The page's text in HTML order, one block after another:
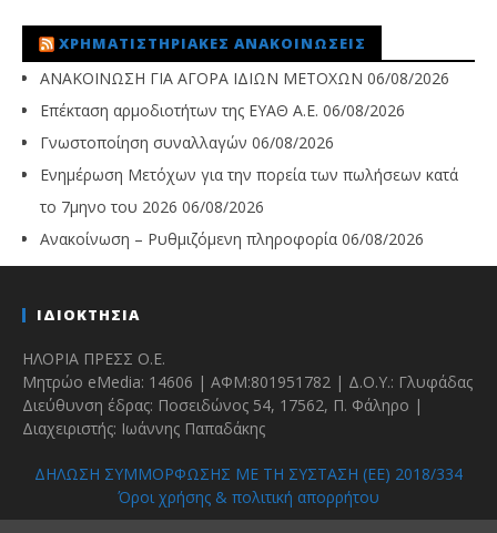
ΧΡΗΜΑΤΙΣΤΗΡΙΑΚΈΣ ΑΝΑΚΟΙΝΏΣΕΙΣ
ΑΝΑΚΟΙΝΩΣΗ ΓΙΑ ΑΓΟΡΑ ΙΔΙΩΝ ΜΕΤΟΧΩΝ 06/08/2026
Επέκταση αρμοδιοτήτων της ΕΥΑΘ Α.Ε. 06/08/2026
Γνωστοποίηση συναλλαγών 06/08/2026
Ενημέρωση Μετόχων για την πορεία των πωλήσεων κατά
το 7μηνο του 2026 06/08/2026
Ανακοίνωση – Ρυθμιζόμενη πληροφορία 06/08/2026
ΙΔΙΟΚΤΗΣΙΑ
ΗΛΟΡΙΑ ΠΡΕΣΣ Ο.Ε.
Μητρώο eMedia: 14606 | ΑΦΜ:801951782 | Δ.Ο.Υ.: Γλυφάδας
Διεύθυνση έδρας: Ποσειδώνος 54, 17562, Π. Φάληρο |
Διαχειριστής: Ιωάννης Παπαδάκης
ΔΗΛΩΣΗ ΣΥΜΜΟΡΦΩΣΗΣ ΜΕ ΤΗ ΣΥΣΤΑΣΗ (ΕΕ) 2018/334
Όροι χρήσης & πολιτική απορρήτου